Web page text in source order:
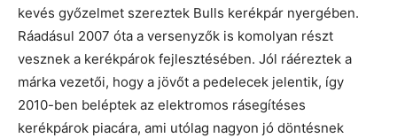
kevés győzelmet szereztek Bulls kerékpár nyergében.
Ráadásul 2007 óta a versenyzők is komolyan részt
vesznek a kerékpárok fejlesztésében. Jól ráéreztek a
márka vezetői, hogy a jövőt a pedelecek jelentik, így
2010-ben beléptek az elektromos rásegítéses
kerékpárok piacára, ami utólag nagyon jó döntésnek